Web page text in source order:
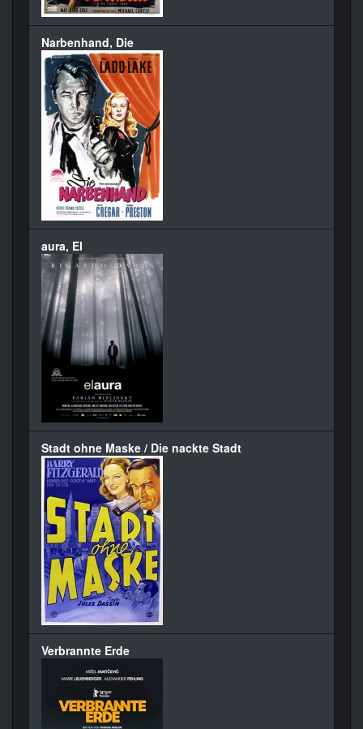
Narbenhand, Die
aura, El
Stadt ohne Maske / Die nackte Stadt
Verbrannte Erde